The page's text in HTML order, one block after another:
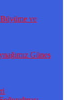
ve
Güneş